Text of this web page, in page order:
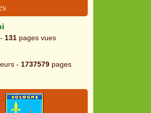
131 pages vues
- 1737579 pages